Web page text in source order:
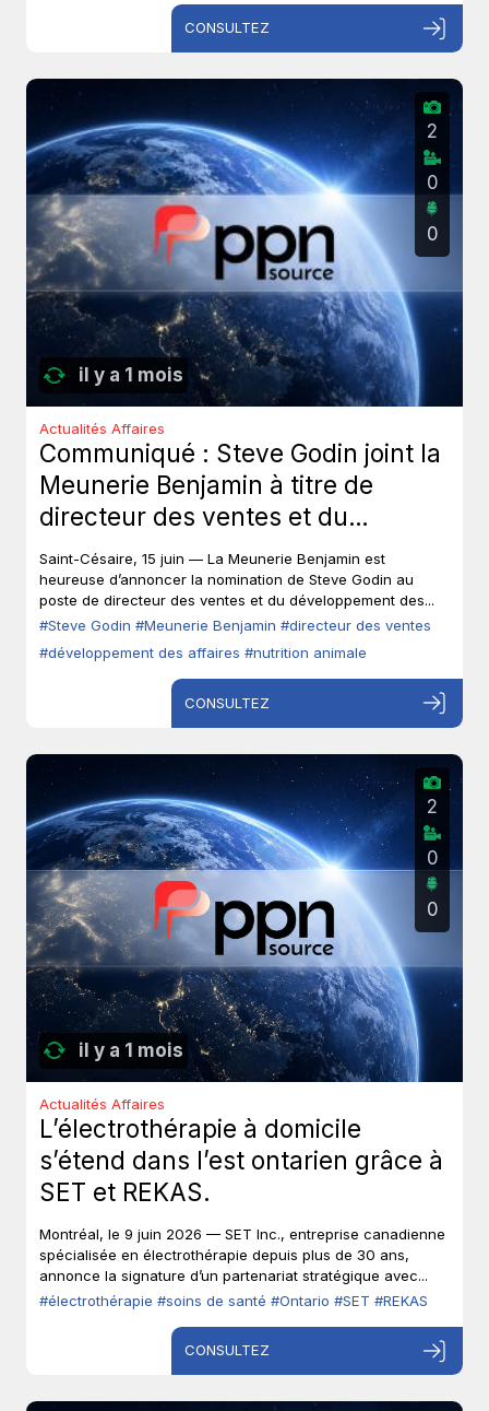
CONSULTEZ
il y a 1 mois
2
0
0
Actualités Affaires
Communiqué : Steve Godin joint la
Meunerie Benjamin à titre de
directeur des ventes et du
développement des affaires.
Saint-Césaire, 15 juin — La Meunerie Benjamin est
heureuse d’annoncer la nomination de Steve Godin au
poste de directeur des ventes et du développement des...
#Steve Godin #Meunerie Benjamin #directeur des ventes
#développement des affaires #nutrition animale
CONSULTEZ
il y a 1 mois
2
0
0
Actualités Affaires
L’électrothérapie à domicile
s’étend dans l’est ontarien grâce à
SET et REKAS.
Montréal, le 9 juin 2026 — SET Inc., entreprise canadienne
spécialisée en électrothérapie depuis plus de 30 ans,
annonce la signature d’un partenariat stratégique avec...
#électrothérapie #soins de santé #Ontario #SET #REKAS
CONSULTEZ